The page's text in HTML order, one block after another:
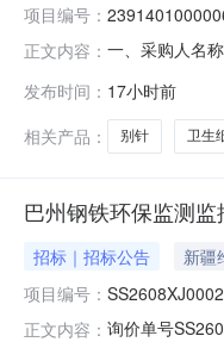
项目编号：
正文内容： 一、采购人名
家良品纸巾盒
发布时间： 17小时前
相关产品：
别针 卫生
巴州钢铁环保监测
招标｜招标公告
新疆
项目编号：
正文内容： 询价单号